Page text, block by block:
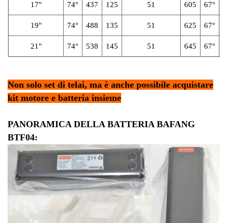
17" 74° 437 125 51 605 67°
19" 74° 488 135 51 625 67°
21" 74° 538 145 51 645 67°
Non solo set di telai, ma è anche possibile acquistare
kit motore e batteria insieme
PANORAMICA DELLA BATTERIA BAFANG
BTF04: